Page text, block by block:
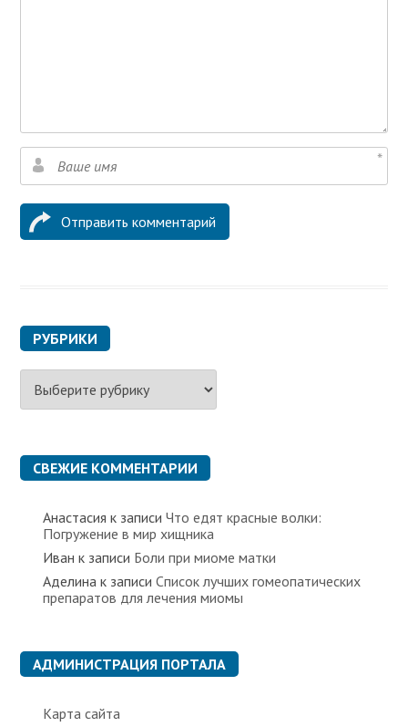
РУБРИКИ
Р
б
к
и СВЕЖИЕ КОММЕНТАРИИ
Анастасия к записиЧто едят красные волки:
Погружение в мир хищника
Иван к записи Боли при миоме матки
Аделина к записиСписок лучших гомеопатических
препаратов для лечения миомы
АДМИНИСТРАЦИЯ ПОРТАЛА
Карта сайта